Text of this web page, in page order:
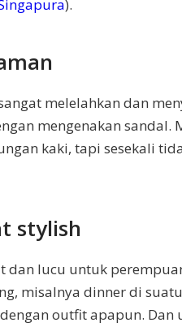
).
melelahkan dan
mengenakan sandal.
kaki, tapi sesekali
stylish
lucu untuk
misalnya dinner di
outfit apapun. Dan